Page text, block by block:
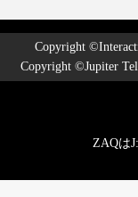
Copyright
Copyright ©Jupiter
ZAQは